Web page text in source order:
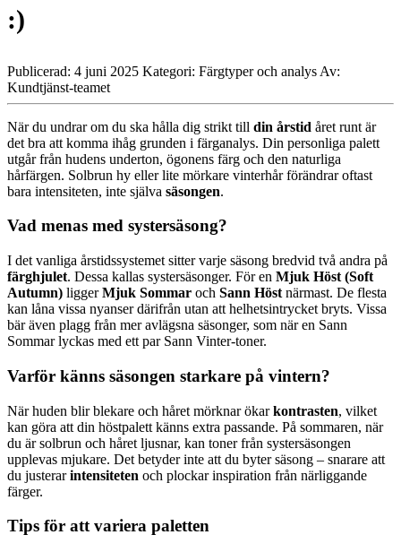
:)
Publicerad: 4 juni 2025 Kategori: Färgtyper och analys Av:
Kundtjänst-teamet
När du undrar om du ska hålla dig strikt till din årstid året runt är
det bra att komma ihåg grunden i färganalys. Din personliga palett
utgår från hudens underton, ögonens färg och den naturliga
hårfärgen. Solbrun hy eller lite mörkare vinterhår förändrar oftast
bara intensiteten, inte själva säsongen.
Vad menas med systersäsong?
I det vanliga årstidssystemet sitter varje säsong bredvid två andra på
färghjulet. Dessa kallas systersäsonger. För en Mjuk Höst (Soft
Autumn) liggerMjuk Sommar och Sann Höst närmast. De flesta
kan låna vissa nyanser därifrån utan att helhetsintrycket bryts. Vissa
bär även plagg från mer avlägsna säsonger, som när en Sann
Sommar lyckas med ett par Sann Vinter-toner.
Varför känns säsongen starkare på vintern?
När huden blir blekare och håret mörknar ökarkontrasten, vilket
kan göra att din höstpalett känns extra passande. På sommaren, när
du är solbrun och håret ljusnar, kan toner från systersäsongen
upplevas mjukare. Det betyder inte att du byter säsong – snarare att
du justerarintensiteten och plockar inspiration från närliggande
färger.
Tips för att variera paletten